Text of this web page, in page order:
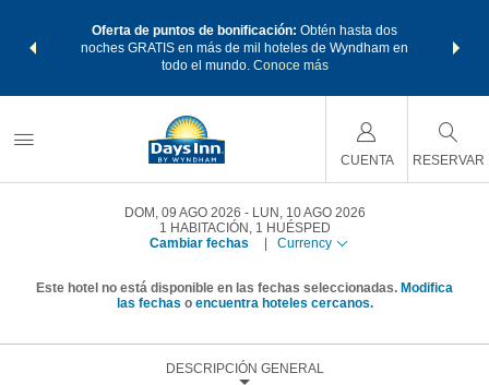
Oferta de puntos de bonificación:Obtén hasta dos
noches GRATIS en más de mil hoteles de Wyndham en
todo el mundo. Conoce más
de viaje
CUENTA RESERVAR
DOM, 09 AGO 2026
LUN, 10 AGO 2026
1 HABITACIÓN , 1 HUÉSPED
Cambiar fechas
Currency
Este hotel no está disponible en las fechas seleccionadas. Modifica
las fechas o encuentra hoteles cercanos.
DESCRIPCIÓN GENERAL